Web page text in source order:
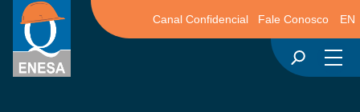
Canal Confidencial Fale Conosco EN